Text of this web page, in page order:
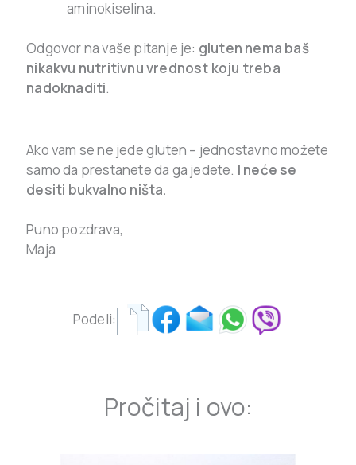
aminokiselina.
Odgovor na vaše pitanje je: gluten nema baš
nikakvu nutritivnu vrednost koju treba
nadoknaditi.
Ako vam se ne jede gluten – jednostavno možete
samo da prestanete da ga jedete. I neće se
desiti bukvalno ništa.
Puno pozdrava,
Maja
Podeli:
Pročitaj i ovo: